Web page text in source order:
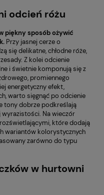
odcień różu
piękny sposób ożywić
Przy jasnej cerze o
się delikatne, chłodne róże,
Z kolei odcienie
i świetnie komponują się z
promiennego
energetyczny efekt,
warto sięgnąć po odcienie
tony dobrze podkreślają
wyrazistości. Na wieczór
które dodają
wariantów kolorystycznych
zarówno do typu
w hurtowni